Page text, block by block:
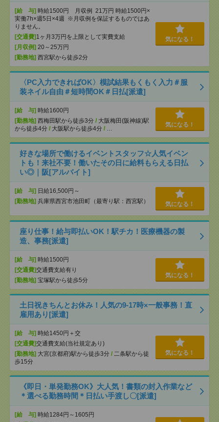
[給 与] 時給1500円 月収例 21万円 時給1500円×
実働7h×週5日×4週 ※月収例を保証するものではあ
りません。
[交通費] 1ヶ月3万円を上限として実費支給
[月収例] 20～25万円
[勤務地] 西宮駅から徒歩2分
気になる！
〈PC入力できればOK〉模試結果もくもく入力＃服
装ネイル自由＃短時間OK＃日払[派遣]
[給 与] 時給1600円
[勤務地] 西梅田駅から徒歩3分 / 大阪梅田(阪神線)駅
から徒歩4分 / 大阪駅から徒歩4分 / …
気になる！
好きな場所で働けるイベントスタッフ☆人気イベン
トも！来社不要！働いたその日に給料もらえる日払
い◎｜阪[アルバイト]
[給 与] 日給16,500円～
[勤務地] 兵庫県西宮市池田町（最寄り駅：西宮駅） 気になる！
座り仕事！給与即払いOK！駅チカ！医療機器の製
造、事務[派遣]
[給 与] 時給1500円
[交通費]交通費支給有り
[勤務地] 宝塚駅から徒歩5分
気になる！
土日祝きちんとお休み！人気の9‐17時×一般事務！直
雇用あり[派遣]
[給 与] 時給1450円＋交
[交通費]交通費支給(当社規定あり)
[勤務地] 大宮(京都府)駅から徒歩3分 / 二条駅から徒
歩15分
気になる！
《即日・単発勤務OK》大人気！書類の封入作業など
＊選べる勤務時間＊日払い手渡し〇[派遣]
[給 与] 時給1284円～1605円